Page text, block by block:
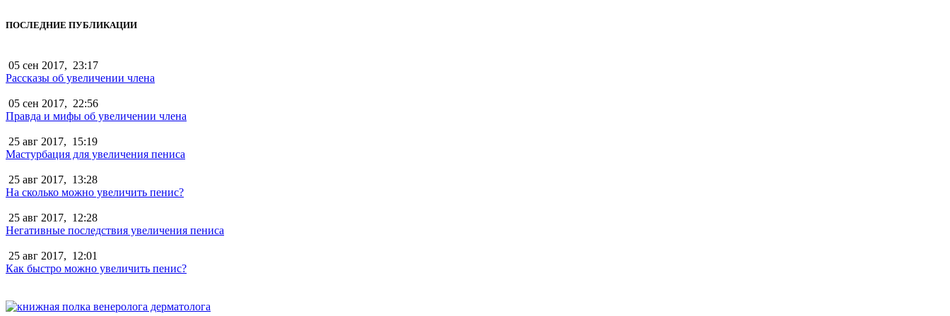
ПОСЛЕДНИЕ ПУБЛИКАЦИИ
05 сен 2017, 23:17
Рассказы об увеличении члена
05 сен 2017, 22:56
Правда и мифы об увеличении члена
25 авг 2017, 15:19
Мастурбация для увеличения пениса
25 авг 2017, 13:28
На сколько можно увеличить пенис?
25 авг 2017, 12:28
Негативные последствия увеличения пениса
25 авг 2017, 12:01
Как быстро можно увеличить пенис?